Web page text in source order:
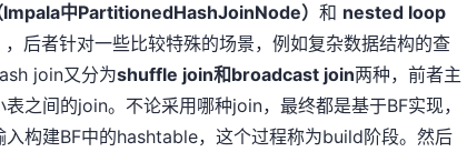
中PartitionedHashJoinNode）和 nested loop
，后者针对一些比较特殊的场景，例如复杂数据结构的查
join又分为shuffle join和broadcast join两种，前者主
之间的join。不论采用哪种join，最终都是基于BF实现，
构建BF中的hashtable，这个过程称为build阶段。然后